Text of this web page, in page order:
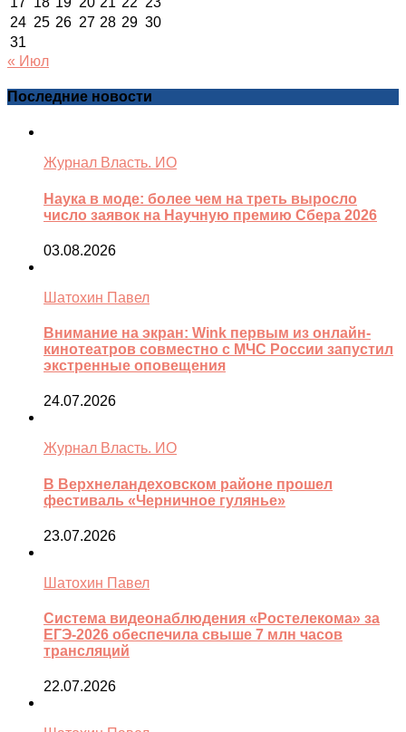
24 25 26 27 28 29 30
31
« Июл
Последние новости
Журнал Власть. ИО
Наука в моде: более чем на треть выросло
число заявок на Научную премию Сбера 2026
03.08.2026
Шатохин Павел
Внимание на экран: Wink первым из онлайн-
кинотеатров совместно с МЧС России запустил
экстренные оповещения
24.07.2026
Журнал Власть. ИО
В Верхнеландеховском районе прошел
фестиваль «Черничное гулянье»
23.07.2026
Шатохин Павел
Система видеонаблюдения «Ростелекома» за
ЕГЭ-2026 обеспечила свыше 7 млн часов
трансляций
22.07.2026